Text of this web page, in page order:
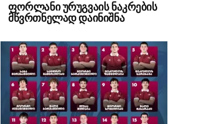
ფორლანი ურუგვაის ნაკრების
მწვრთნელად დაინიშნა